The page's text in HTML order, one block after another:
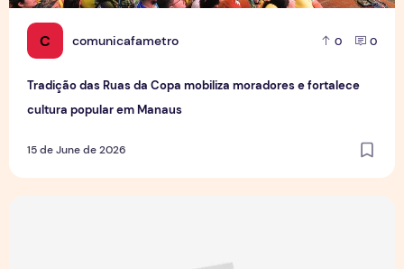
C comunicafametro 0 0
Tradição das Ruas da Copa mobiliza moradores e fortalece
cultura popular em Manaus
15 de June de 2026